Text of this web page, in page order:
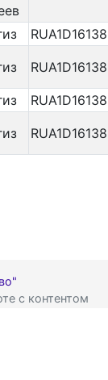
с контентом